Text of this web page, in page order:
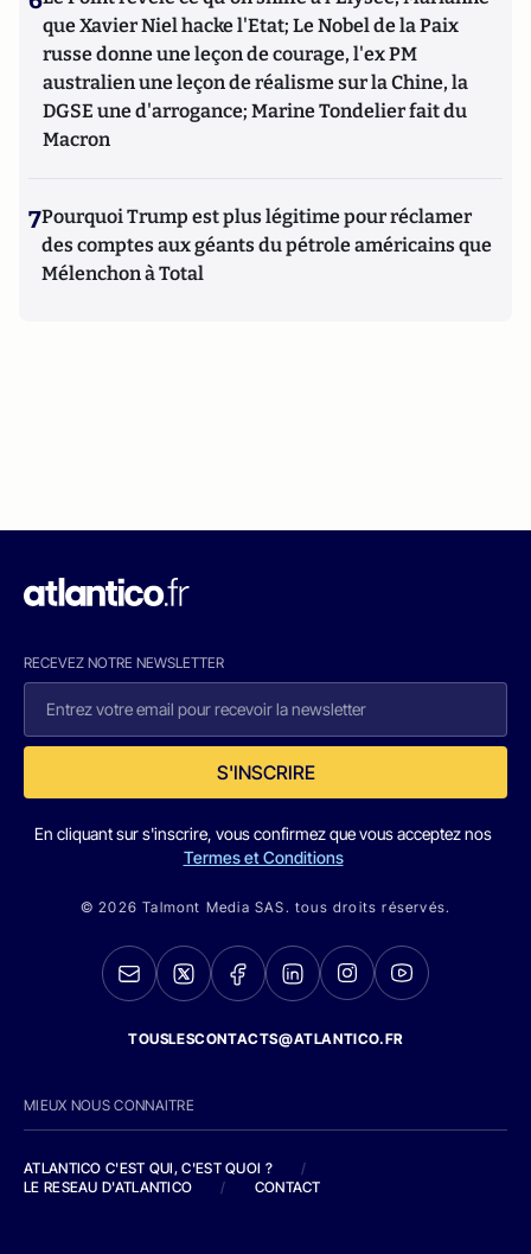
que Xavier Niel hacke l'Etat; Le Nobel de la Paix
russe donne une leçon de courage, l'ex PM
australien une leçon de réalisme sur la Chine, la
DGSE une d'arrogance; Marine Tondelier fait du
Macron
7Pourquoi Trump est plus légitime pour réclamer
des comptes aux géants du pétrole américains que
Mélenchon à Total
RECEVEZ NOTRE NEWSLETTER
S'INSCRIRE
En cliquant sur s'inscrire, vous confirmez que vous acceptez nos
Termes et Conditions
© 2026 Talmont Media SAS. tous droits réservés.
TOUSLESCONTACTS@ATLANTICO.FR
MIEUX NOUS CONNAITRE
ATLANTICO C'EST QUI, C'EST QUOI ?
/
LE RESEAU D'ATLANTICO
/ CONTACT